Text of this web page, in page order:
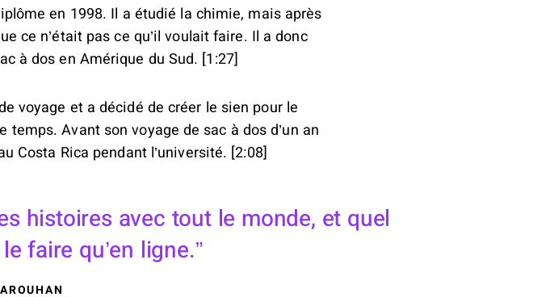
en 1998. Il a étudié la chimie, mais après
ce n’était pas ce qu’il voulait faire. Il a donc
à dos en Amérique du Sud. [1:27]
voyage et a décidé de créer le sien pour le
temps. Avant son voyage de sac à dos d’un an
Costa Rica pendant l’université. [2:08]
histoires avec tout le monde, et quel
faire qu’en ligne.